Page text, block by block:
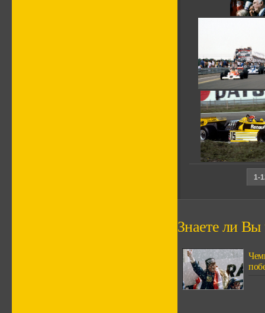
1-
Знаете ли Вы